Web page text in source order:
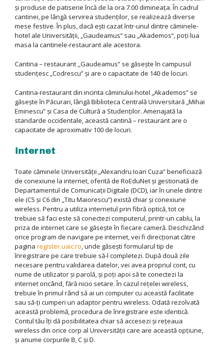
şi produse de patiserie încă de la ora 7.00 dimineaţa. În cadrul
cantinei, pe lângă servirea studenţilor, se realizează diverse
mese festive. În plus, dacă eşti cazat într-unul dintre căminele-
hotel ale Universităţii, „Gaudeamus“ sau „Akademos“, poţi lua
masa la cantinele-restaurant ale acestora.
Cantina – restaurant ,,Gaudeamus” se găseşte în campusul
studenţesc „Codrescu” şi are o capacitate de 140 de locuri.
Cantina-restaurant din incinta căminului-hotel „Akademos” se
găseşte în Păcurari, lângă Biblioteca Centrală Universitară „Mihai
Eminescu” şi Casa de Cultură a Studenţilor. Amenajată la
standarde occidentale, această cantină – restaurant are o
capacitate de aproximativ 100 de locuri.
Internet
Toate căminele Universităţii „Alexandru Ioan Cuza” beneficiază
de conexiune la internet, oferită de RoEduNet şi gestionată de
Departamentul de Comunicaţii Digitale (DCD), iar în unele dintre
ele (C5 şi C6 din „Titu Maiorescu”) există chiar şi conexiune
wireless. Pentru a utiliza internetul prin fibră optică, tot ce
trebuie să faci este să conectezi computerul, printr-un cablu, la
priza de internet care se găseşte în fiecare cameră. Deschizând
orice program de navigare pe internet, vei fi direcţionat către
pagina register.uaic.ro, unde găseşti formularul tip de
înregistrare pe care trebuie să-l completezi. După două zile
necesare pentru validarea datelor, vei avea propriul cont, cu
nume de utilizator şi parolă, şi poţi apoi să te conectezi la
internet oricând, fără nicio setare. În cazul reţelei wireless,
trebuie în primul rând să ai un computer cu această facilitate
sau să-ţi cumperi un adaptor pentru wireless. Odată rezolvată
această problemă, procedura de înregistrare este identică.
Contul tău îţi dă posibilitatea chiar să accesezi şi reţeaua
wireless din orice corp al Universităţii care are această opţiune,
şi anume corpurile B, C şi D.